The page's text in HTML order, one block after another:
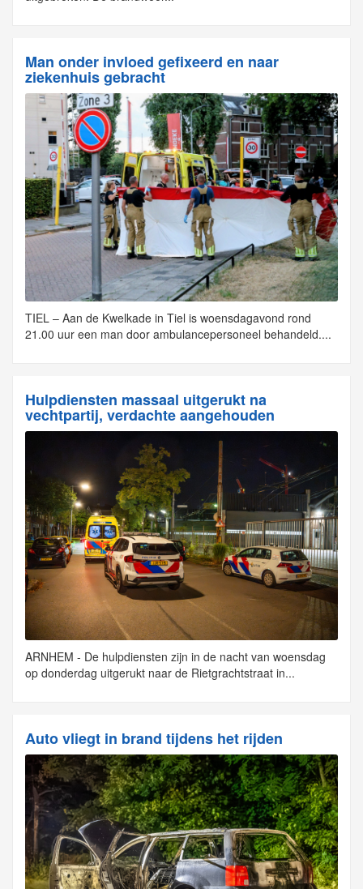
Man onder invloed gefixeerd en naar
ziekenhuis gebracht
TIEL – Aan de Kwelkade in Tiel is woensdagavond rond
21.00 uur een man door ambulancepersoneel behandeld....
Hulpdiensten massaal uitgerukt na
vechtpartij, verdachte aangehouden
ARNHEM - De hulpdiensten zijn in de nacht van woensdag
op donderdag uitgerukt naar de Rietgrachtstraat in...
Auto vliegt in brand tijdens het rijden